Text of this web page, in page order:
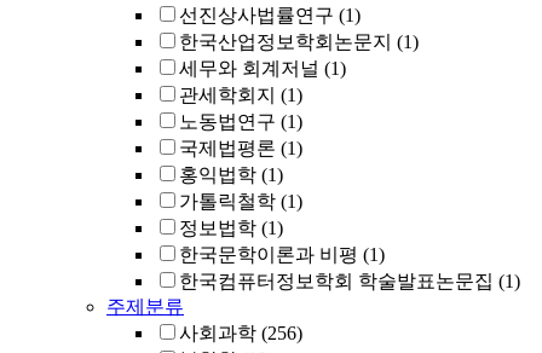
선진상사법률연구 (1)
한국산업정보학회논문지 (1)
세무와 회계저널 (1)
관세학회지 (1)
노동법연구 (1)
국제법평론 (1)
홍익법학 (1)
가톨릭철학 (1)
정보법학 (1)
한국문학이론과 비평 (1)
한국컴퓨터정보학회 학술발표논문집 (1)
주제분류
사회과학 (256)